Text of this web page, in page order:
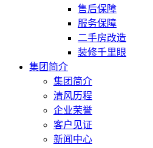
售后保障
服务保障
二手房改造
装修千里眼
集团简介
集团简介
清风历程
企业荣誉
客户见证
新闻中心